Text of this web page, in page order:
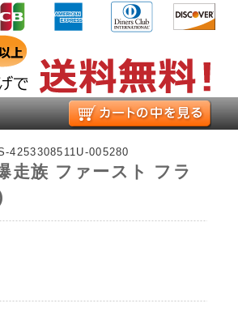
お買い物かご
4253308511U-005280
走族 ファースト フラ